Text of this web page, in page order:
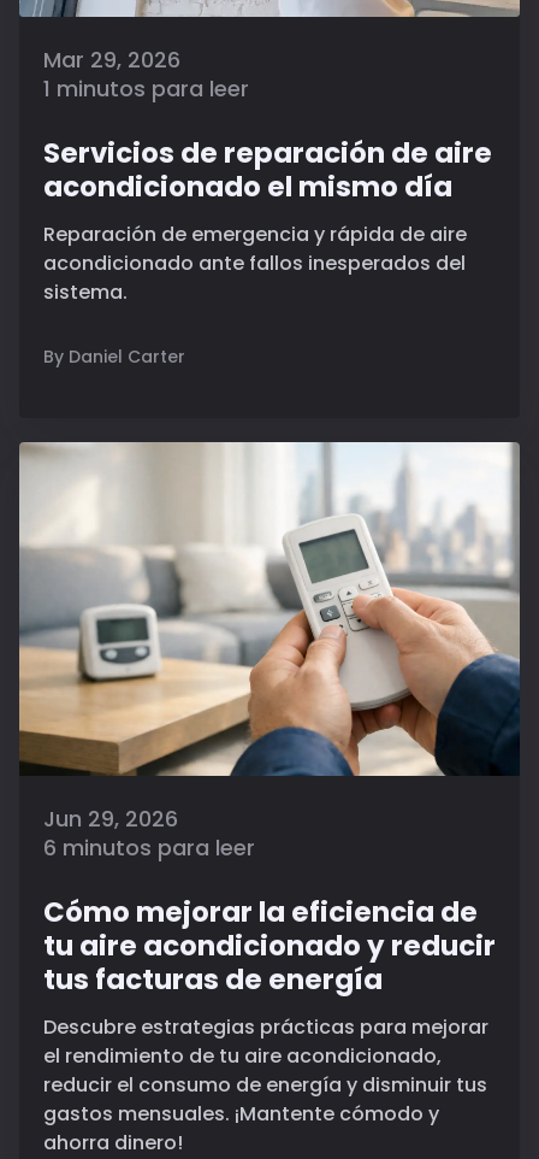
Mar 29, 2026
1 minutos para leer
Servicios de reparación de aire
acondicionado el mismo día
Reparación de emergencia y rápida de aire
acondicionado ante fallos inesperados del
sistema.
By Daniel Carter
Jun 29, 2026
6 minutos para leer
Cómo mejorar la eficiencia de
tu aire acondicionado y reducir
tus facturas de energía
Descubre estrategias prácticas para mejorar
el rendimiento de tu aire acondicionado,
reducir el consumo de energía y disminuir tus
gastos mensuales. ¡Mantente cómodo y
ahorra dinero!